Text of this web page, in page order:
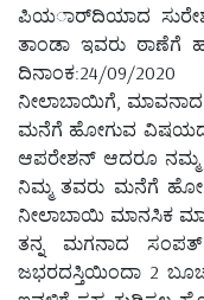
ಪಿಯರ್ಾದಿಯಾದ ಸುರೇಶ
ತಾಂಡಾ ಇವರು ಠಾಣೆಗೆ
ದಿನಾಂಕ:24/09/
ನೀಲಾಬಾಯಿಗೆ, ಮಾವನಾದ
ಮನೆಗೆ ಹೋಗುವ
ಆಪರೇಶನ್ ಆದರೂ ನಮ್ಮ
ನಿಮ್ಮ ತವರು ಮನೆಗೆ
ನೀಲಾಬಾಯಿ ಮಾನಸಿಕ
ತನ್ನ ಮಗನಾದ ಸಂಪತ್
ಜಭರದಸ್ತಿಯಿಂದಾ 2